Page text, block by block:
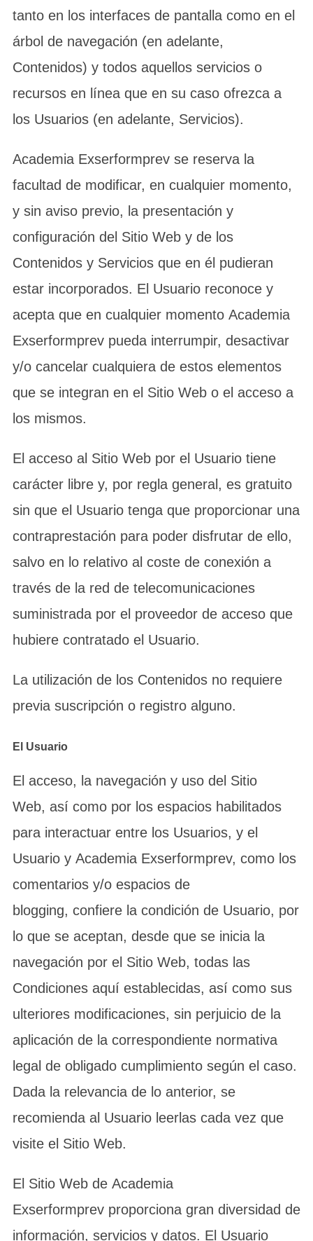
tanto en los interfaces de pantalla como en el
árbol de navegación (en adelante,
Contenidos) y todos aquellos servicios o
recursos en línea que en su caso ofrezca a
los Usuarios (en adelante, Servicios).
Academia Exserformprev se reserva la
facultad de modificar, en cualquier momento,
y sin aviso previo, la presentación y
configuración del Sitio Web y de los
Contenidos y Servicios que en él pudieran
estar incorporados. El Usuario reconoce y
acepta que en cualquier momento Academia
Exserformprev pueda interrumpir, desactivar
y/o cancelar cualquiera de estos elementos
que se integran en el Sitio Web o el acceso a
los mismos.
El acceso al Sitio Web por el Usuario tiene
carácter libre y, por regla general, es gratuito
sin que el Usuario tenga que proporcionar una
contraprestación para poder disfrutar de ello,
salvo en lo relativo al coste de conexión a
través de la red de telecomunicaciones
suministrada por el proveedor de acceso que
hubiere contratado el Usuario.
La utilización de los Contenidos no requiere
previa suscripción o registro alguno.
El Usuario
El acceso, la navegación y uso del Sitio
Web, así como por los espacios habilitados
para interactuar entre los Usuarios, y el
Usuario y Academia Exserformprev, como los
comentarios y/o espacios de
blogging, confiere la condición de Usuario, por
lo que se aceptan, desde que se inicia la
navegación por el Sitio Web, todas las
Condiciones aquí establecidas, así como sus
ulteriores modificaciones, sin perjuicio de la
aplicación de la correspondiente normativa
legal de obligado cumplimiento según el caso.
Dada la relevancia de lo anterior, se
recomienda al Usuario leerlas cada vez que
visite el Sitio Web.
El Sitio Web de Academia
Exserformprev proporciona gran diversidad de
información, servicios y datos. El Usuario